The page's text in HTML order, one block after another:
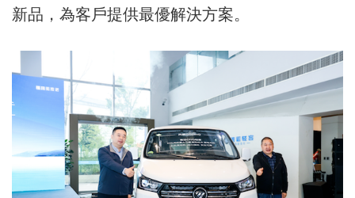
新品，為客戶提供最優解決方案。